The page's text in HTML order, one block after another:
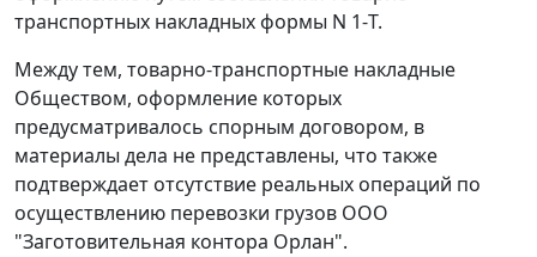
транспортных накладных формы N 1-Т.
Между тем, товарно-транспортные накладные
Обществом, оформление которых
предусматривалось спорным договором, в
материалы дела не представлены, что также
подтверждает отсутствие реальных операций по
осуществлению перевозки грузов ООО
"Заготовительная контора Орлан".